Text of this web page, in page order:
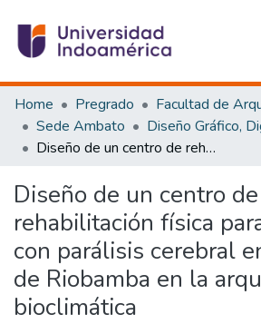
Communities & Collections
All of DSpace
Statistics
Home Pregrado
Sede Ambato
Diseño de un centro de rehabilitación física para personas con parálisis cerebral en la ciudad de Riobamba en la arquitectura bioclimática
Diseño de un centro de
rehabilitación física
con parálisis cerebral
de Riobamba en la
bioclimática